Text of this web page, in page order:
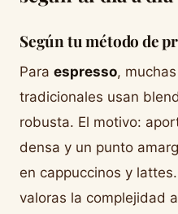
Según tu método de
Para espresso,
tradicionales usan
robusta. El motivo:
densa y un punto
en cappuccinos y
valoras la complejidad